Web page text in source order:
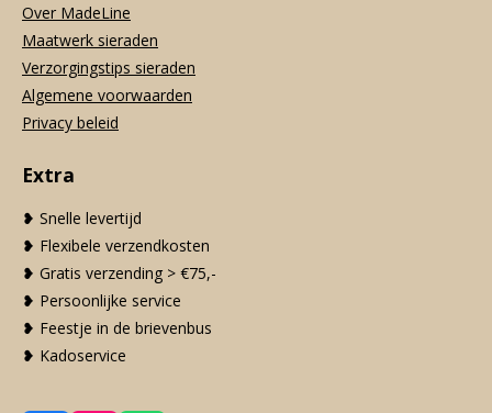
Over MadeLine
Maatwerk sieraden
Verzorgingstips sieraden
Algemene voorwaarden
Privacy beleid
Extra
❥ Snelle levertijd
❥ Flexibele verzendkosten
❥ Gratis verzending > €75,-
❥ Persoonlijke service
❥ Feestje in de brievenbus
❥ Kadoservice